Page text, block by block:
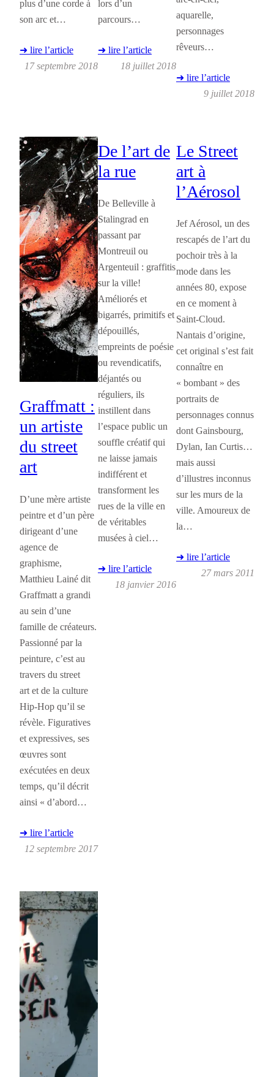
plus d’une corde à
son arc et…
➜ lire l’article
17 septembre 2018
lors d’un
parcours…
➜ lire l’article
18 juillet 2018
aquarelle,
personnages
rêveurs…
➜ lire l’article
9 juillet 2018
Graffmatt :
un artiste
du street
art
D’une mère artiste
peintre et d’un père
dirigeant d’une
agence de
graphisme,
Matthieu Lainé dit
Graffmatt a grandi
au sein d’une
famille de créateurs.
Passionné par la
peinture, c’est au
travers du street
art et de la culture
Hip-Hop qu’il se
révèle. Figuratives
et expressives, ses
œuvres sont
exécutées en deux
temps, qu’il décrit
ainsi « d’abord…
➜ lire l’article
12 septembre 2017
De l’art de
la rue
De Belleville à
Stalingrad en
passant par
Montreuil ou
Argenteuil : graffitis
sur la ville!
Améliorés et
bigarrés, primitifs et
dépouillés,
empreints de poésie
ou revendicatifs,
déjantés ou
réguliers, ils
instillent dans
l’espace public un
souffle créatif qui
ne laisse jamais
indifférent et
transforment les
rues de la ville en
de véritables
musées à ciel…
➜ lire l’article
18 janvier 2016
Le Street
art à
l’Aérosol
Jef Aérosol, un des
rescapés de l’art du
pochoir très à la
mode dans les
années 80, expose
en ce moment à
Saint-Cloud.
Nantais d’origine,
cet original s’est fait
connaître en
« bombant » des
portraits de
personnages connus
dont Gainsbourg,
Dylan, Ian Curtis…
mais aussi
d’illustres inconnus
sur les murs de la
ville. Amoureux de
la…
➜ lire l’article
27 mars 2011